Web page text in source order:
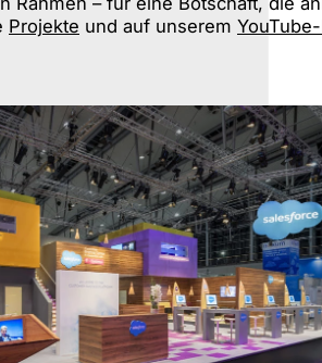
Projekte und auf unserem